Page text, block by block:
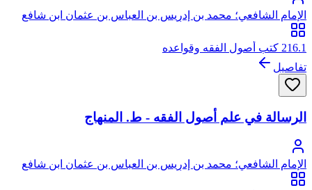
الإمام الشافعي؛ محمد بن إدريس بن العباس بن عثمان ابن شافع
الهاشمي القرشي المطلبي، أبو عبد الله
216.1 كتب أصول الفقه وقواعده
تفاصيل
الرسالة في علم أصول الفقه - ط. المنهاج
الإمام الشافعي؛ محمد بن إدريس بن العباس بن عثمان ابن شافع
الهاشمي القرشي المطلبي، أبو عبد الله